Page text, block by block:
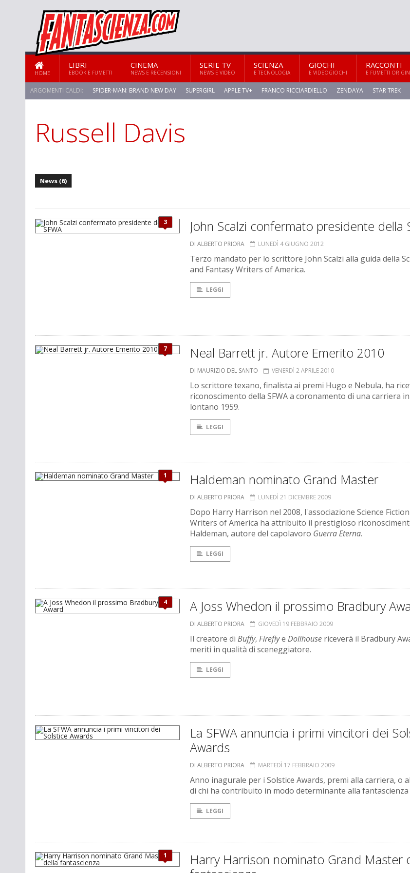
HOME
LIBRI
EBOOK E FUMETTI
CINEMA
NEWS E RECENSIONI
SERIE TV
NEWS E VIDEO
SCIENZA
E TECNOLOGIA
GIOCHI
E VIDEOGIOCHI
RACCONTI
E FUMETTI
ARGOMENTI CALDI: SPIDER-MAN: BRAND NEW DAY SUPERGIRL APPLE TV+ FRANCO RICCIARDIELLO ZENDAYA STAR TREK
STAR TREK: STRANGE NEW WORLDS
Russell Davis
News (6)
3 John Scalzi confermato presidente della
DI ALBERTO PRIORA LUNEDÌ 4 GIUGNO 2012
Terzo mandato per lo scrittore John Scalzi alla guida della
and Fantasy Writers of America.
LEGGI
7 Neal Barrett jr. Autore Emerito 2010
DI MAURIZIO DEL SANTO VENERDÌ 2 APRILE 2010
Lo scrittore texano, finalista ai premi Hugo e Nebula, ha
riconoscimento della SFWA a coronamento di una carriera
lontano 1959.
LEGGI
1 Haldeman nominato Grand Master
DI ALBERTO PRIORA LUNEDÌ 21 DICEMBRE 2009
Dopo Harry Harrison nel 2008, l'associazione Science
Writers of America ha attribuito il prestigioso
Haldeman, autore del capolavoro Guerra Eterna.
LEGGI
4 A Joss Whedon il prossimo Bradbury
DI ALBERTO PRIORA GIOVEDÌ 19 FEBBRAIO 2009
Il creatore di Buffy, Fireflye Dollhouse riceverà il Bradbury
meriti in qualità di sceneggiatore.
LEGGI
La SFWA annuncia i primi vincitori dei
Awards
DI ALBERTO PRIORA MARTEDÌ 17 FEBBRAIO 2009
Anno inagurale per i Solstice Awards, premi alla carriera, o
di chi ha contribuito in modo determinante alla fantascienza
LEGGI
1
Harry Harrison nominato Grand Master